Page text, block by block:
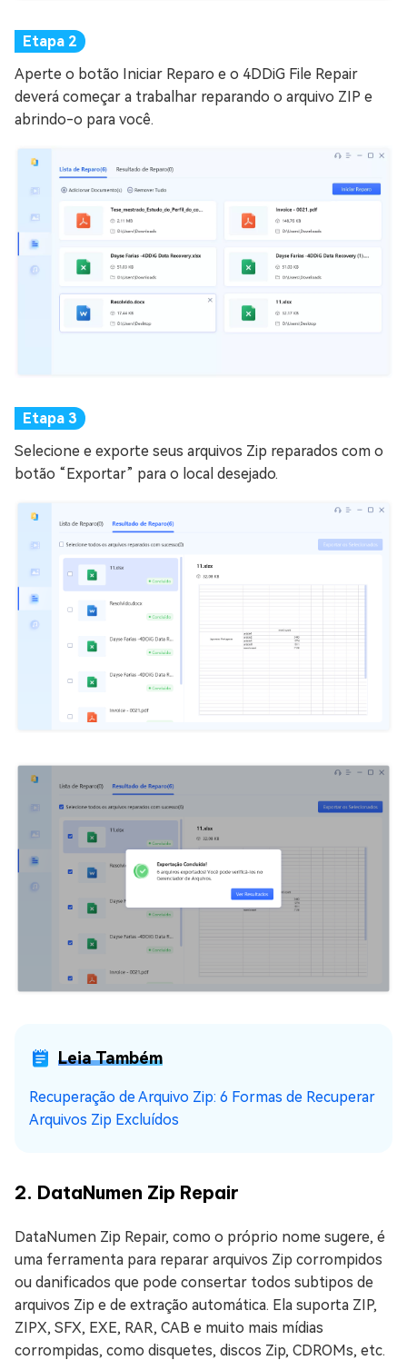
Aperte o botão Iniciar Reparo e o 4DDiG File Repair
deverá começar a trabalhar reparando o arquivo ZIP e
abrindo-o para você.
Selecione e exporte seus arquivos Zip reparados com o
botão “Exportar” para o local desejado.
Leia Também
Recuperação de Arquivo Zip: 6 Formas de Recuperar
Arquivos Zip Excluídos
2. DataNumen Zip Repair
DataNumen Zip Repair, como o próprio nome sugere, é
uma ferramenta para reparar arquivos Zip corrompidos
ou danificados que pode consertar todos subtipos de
arquivos Zip e de extração automática. Ela suporta ZIP,
ZIPX, SFX, EXE, RAR, CAB e muito mais mídias
corrompidas, como disquetes, discos Zip, CDROMs, etc.